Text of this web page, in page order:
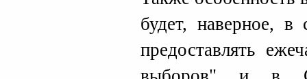
будет, наверное,
предоставлять